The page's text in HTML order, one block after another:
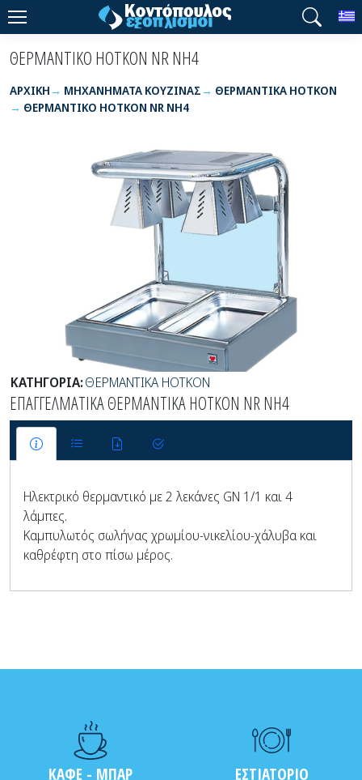
ΘΕΡΜΑΝΤΙΚΟ HOTKON NR NH4
ΑΡΧΙΚΉ ΜΗΧΑΝΗΜΑΤΑ ΚΟΥΖΙΝΑΣ
ΘΕΡΜΑΝΤΙΚΑ HOTKON
ΘΕΡΜΑΝΤΙΚΟ HOTKON NR NH4
ΚΑΤΗΓΟΡΙΑ:ΘΕΡΜΑΝΤΙΚΑ HOTKON
ΕΠΑΓΓΕΛΜΑΤΙΚΑ ΘΕΡΜΑΝΤΙΚΑ HOTKON NR NH4
Ηλεκτρικό θερμαντικό με 2 λεκάνες GN 1/1 και 4
λάμπες.
Καμπυλωτός σωλήνας χρωμίου-νικελίου-χάλυβα και
καθρέφτη στο πίσω μέρος.
ΚΑΦΕ - ΜΠΑΡ ΕΣΤΙΑΤΟΡΙΟ